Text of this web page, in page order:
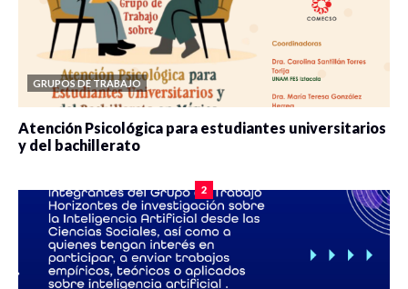
GRUPOS DE TRABAJO
Atención Psicológica para estudiantes universitarios
y del bachillerato
2